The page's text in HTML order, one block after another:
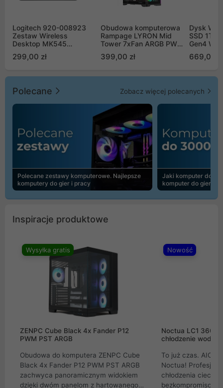
Logitech 920-008923
Zestaw Wireless
Desktop MK545
299,00 zł
Obudowa komputerowa
Rampage LYRON Mid
Tower 7xFan ARGB PWM
399,00 zł
Dysk WD
SSD 1TB
Gen4
669,00
Polecane Zobacz więcej polecanych
Polecane zestawy komputerowe. Najlepsze
komputery do gier i pracy
Jaki komputer do
komputer do gier |
Inspiracje produktowe
Wysyłka gratis
ZENPC Cube Black 4x Fander P12
PWM PST ARGB
Obudowa do komputera ZENPC Cube
Black 4x Fander P12 PWM PST ARGB
zachwyca panoramicznym widokiem
dzięki dwóm panelom z hartowanego
Nowość
Noctua LC1
chłodzenie wodne
To już czas. AIO
Noctua!
chłodzenia cieczą